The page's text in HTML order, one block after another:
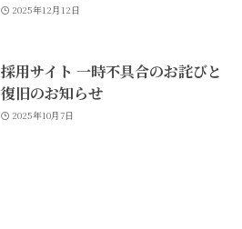
2025年12月12日
採用サイト 一時不具合のお詫びと
復旧のお知らせ
2025年10月7日